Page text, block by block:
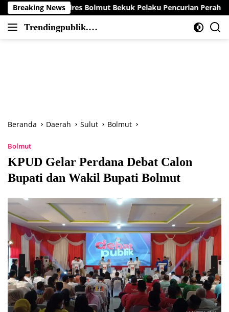
Langsung
ke
konten
Breaking News
Bolmut Bekuk Pelaku Pencurian Perahu di Daerah Buol
Trendingpublik.co
Berita
Beranda Daerah Sulut Bolmut
Bolmut
KPUD Gelar Perdana Debat Calon
Bupati dan Wakil Bupati Bolmut